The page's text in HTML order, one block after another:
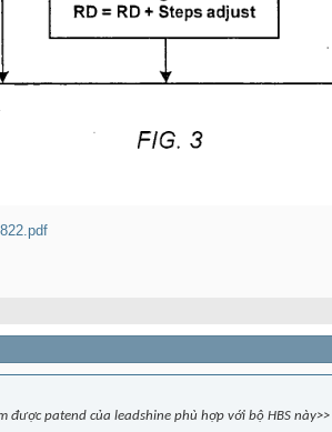
được patend của leadshine phù hợp với bộ HBS